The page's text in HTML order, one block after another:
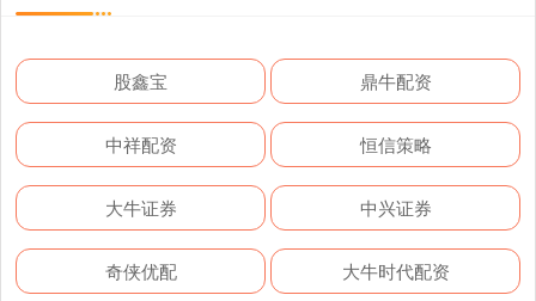
股鑫宝 鼎牛配资
中祥配资 恒信策略
大牛证券 中兴证券
奇侠优配 大牛时代配资